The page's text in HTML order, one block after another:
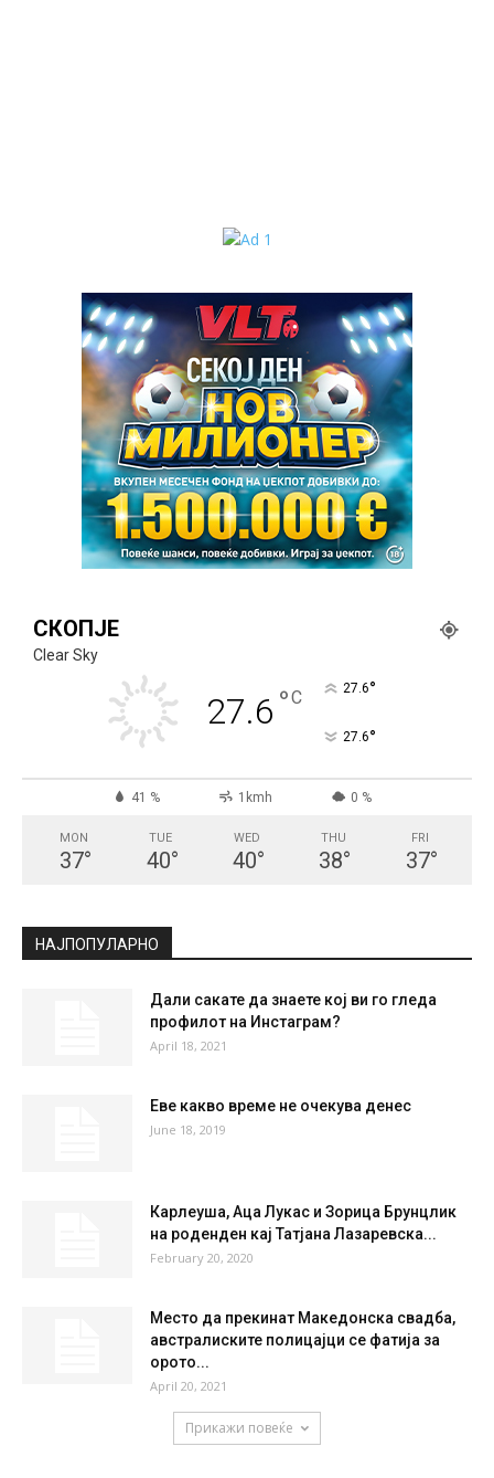
СКОПЈЕ
Clear Sky
27.6 °C 27.6°
27.6°
41 % 1kmh 0 %
MON
37°
TUE
40°
WED
40°
THU
38°
FRI
37°
НАЈПОПУЛАРНО
Дали сакате да знаете кој ви го гледа
профилот на Инстаграм?
April 18, 2021
Еве какво време не очекува денес
June 18, 2019
Карлеуша, Аца Лукас и Зорица Брунцлик
на роденден кај Татјана Лазаревска...
February 20, 2020
Место да прекинат Македонска свадба,
австралиските полицајци се фатија за
орото...
April 20, 2021
Прикажи повеќе